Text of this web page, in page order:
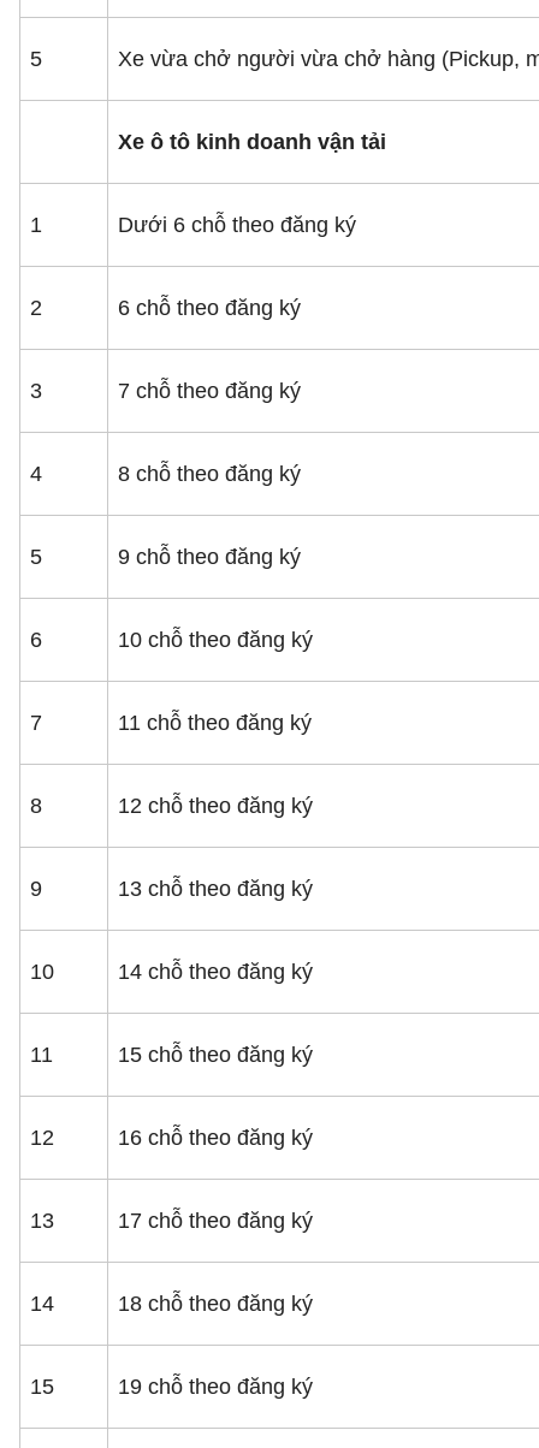
5 Xe vừa chở người vừa chở hàng (Pickup,
Xe ô tô kinh doanh vận tải
1 Dưới 6 chỗ theo đăng ký
2 6 chỗ theo đăng ký
3 7 chỗ theo đăng ký
4 8 chỗ theo đăng ký
5 9 chỗ theo đăng ký
6 10 chỗ theo đăng ký
7 11 chỗ theo đăng ký
8 12 chỗ theo đăng ký
9 13 chỗ theo đăng ký
10 14 chỗ theo đăng ký
11 15 chỗ theo đăng ký
12 16 chỗ theo đăng ký
13 17 chỗ theo đăng ký
14 18 chỗ theo đăng ký
15 19 chỗ theo đăng ký